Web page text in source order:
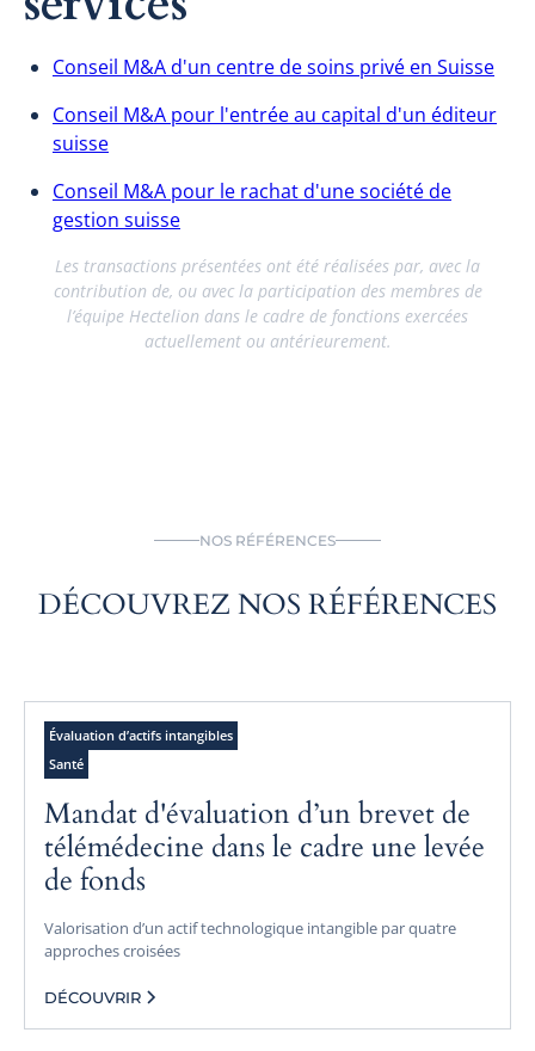
Conseil M&A d'un centre de soins privé en Suisse
Conseil M&A pour l'entrée au capital d'un éditeur
suisse
Conseil M&A pour le rachat d'une société de
gestion suisse
Les transactions présentées ont été réalisées par, avec la
contribution de, ou avec la participation des membres de
l’équipe Hectelion dans le cadre de fonctions exercées
actuellement ou antérieurement.
NOS RÉFÉRENCES
DÉCOUVREZ NOS RÉFÉRENCES
Évaluation d’actifs intangibles
Santé
Mandat d'évaluation d’un brevet de
télémédecine dans le cadre une levée
de fonds
Valorisation d’un actif technologique intangible par quatre
approches croisées
DÉCOUVRIR